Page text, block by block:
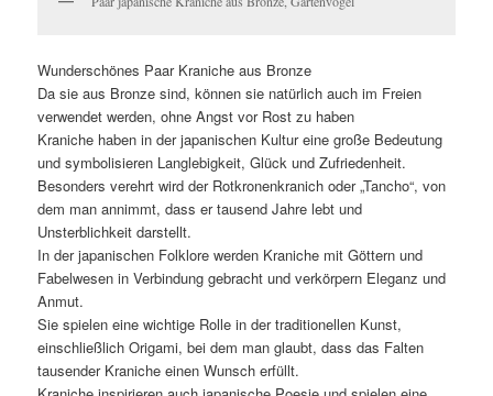
Wunderschönes Paar Kraniche aus Bronze
Da sie aus Bronze sind, können sie natürlich auch im Freien
verwendet werden, ohne Angst vor Rost zu haben
Kraniche haben in der japanischen Kultur eine große Bedeutung
und symbolisieren Langlebigkeit, Glück und Zufriedenheit.
Besonders verehrt wird der Rotkronenkranich oder „Tancho“, von
dem man annimmt, dass er tausend Jahre lebt und
Unsterblichkeit darstellt.
In der japanischen Folklore werden Kraniche mit Göttern und
Fabelwesen in Verbindung gebracht und verkörpern Eleganz und
Anmut.
Sie spielen eine wichtige Rolle in der traditionellen Kunst,
einschließlich Origami, bei dem man glaubt, dass das Falten
tausender Kraniche einen Wunsch erfüllt.